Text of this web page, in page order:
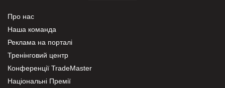
Про нас
Наша команда
Реклама на порталі
Тренінговий центр
Конференції TradeMaster
Національні Премії